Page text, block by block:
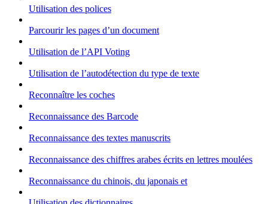
Utilisation des polices
Parcourir les pages d’un document
Utilisation de l’API Voting
Utilisation de l’autodétection du type de texte
Reconnaître les coches
Reconnaissance des Barcode
Reconnaissance des textes manuscrits
Reconnaissance des chiffres arabes écrits en lettres moulées
Reconnaissance du chinois, du japonais et